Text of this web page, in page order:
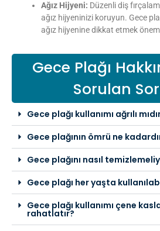
Ağız Hijyeni: Düzenli diş
ağız hijyeninizi koruyun. Gece
ağız hijyenine dikkat etmek
Gece Plağı
Sorulan
Gece plağı kullanımı ağrılı
Gece plağının ömrü ne
Gece plağını nasıl
Gece plağı her yaşta
Gece plağı kullanımı çene
rahatlatır?